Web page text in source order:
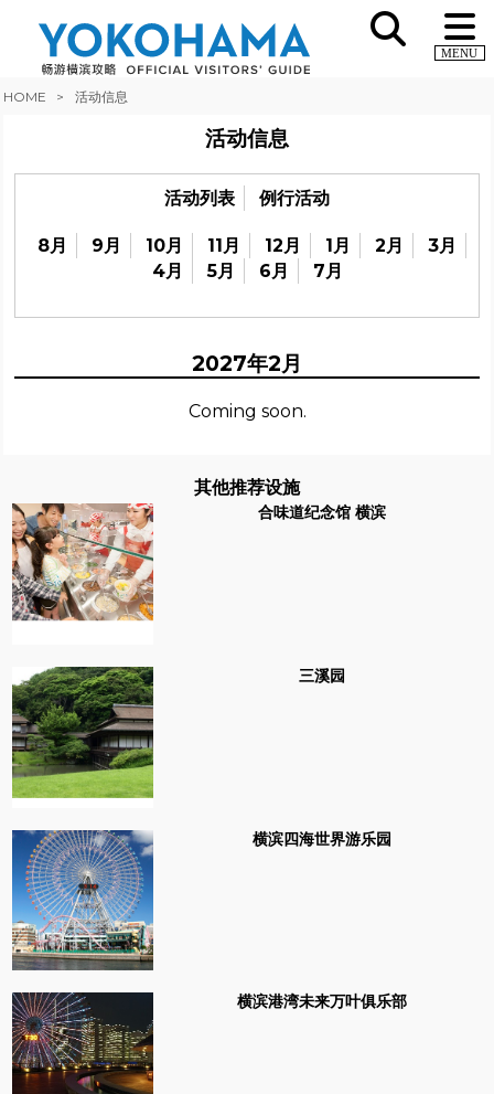
MENU
HOME 活动信息
活动信息
活动列表 例行活动
8月 9月 10月 11月 12月 1月 2月
3月
4月
5月 6月 7月
2027年2月
Coming soon.
其他推荐设施
合味道纪念馆 横滨
三溪园
横滨四海世界游乐园
横滨港湾未来万叶俱乐部